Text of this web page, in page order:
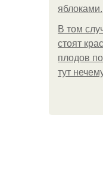
яблоками.
В том
стоят
плодов
тут